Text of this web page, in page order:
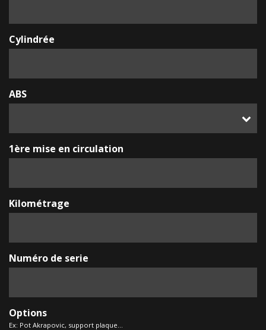
Cylindrée
ABS
1ère mise en circulation
Kilométrage
Numéro de serie
Options
Ex: Pot Akrapovic, support plaque...